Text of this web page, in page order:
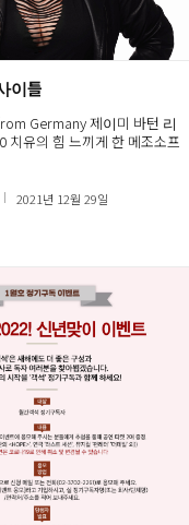
이틀
Germany 제이미 바턴 리
치유의 힘 느끼게 한 메조소프
2021년 12월 29일